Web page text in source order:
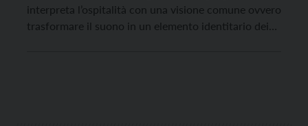
interpreta l’ospitalità con una visione comune ovvero
trasformare il suono in un elemento identitario dei